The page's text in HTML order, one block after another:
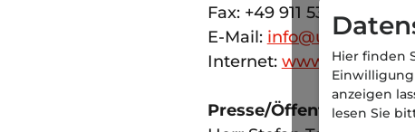
Fax: +49 911 5307-1676
E-Mail: info@universa.de
Internet:
Presse/
Hier finden
anzeigen
lesen Sie